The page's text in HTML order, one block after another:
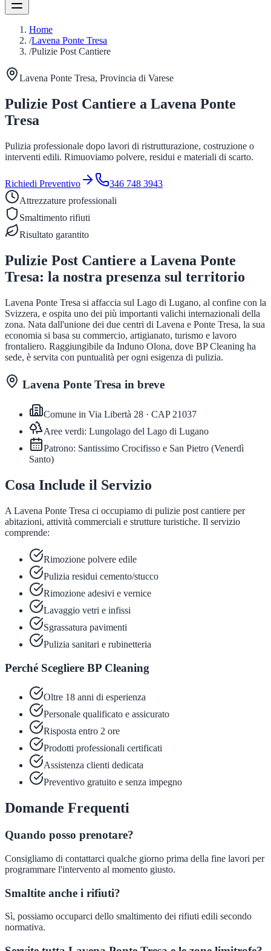
Home
/Lavena Ponte Tresa
/Pulizie Post Cantiere
Lavena Ponte Tresa, Provincia di Varese
Pulizie Post Cantiere a Lavena Ponte
Tresa
Pulizia professionale dopo lavori di ristrutturazione, costruzione o
interventi edili. Rimuoviamo polvere, residui e materiali di scarto.
Richiedi Preventivo
346 748 3943
Attrezzature professionali
Smaltimento rifiuti
Risultato garantito
Pulizie Post Cantiere a Lavena Ponte
Tresa: la nostra presenza sul territorio
Lavena Ponte Tresa si affaccia sul Lago di Lugano, al confine con la
Svizzera, e ospita uno dei più importanti valichi internazionali della
zona. Nata dall'unione dei due centri di Lavena e Ponte Tresa, la sua
economia si basa su commercio, artigianato, turismo e lavoro
frontaliero. Raggiungibile da Induno Olona, dove BP Cleaning ha
sede, è servita con puntualità per ogni esigenza di pulizia.
Lavena Ponte Tresa in breve
Comune in Via Libertà 28 · CAP 21037
Aree verdi: Lungolago del Lago di Lugano
Patrono: Santissimo Crocifisso e San Pietro (Venerdì
Santo)
Cosa Include il Servizio
A Lavena Ponte Tresa ci occupiamo di pulizie post cantiere per
abitazioni, attività commerciali e strutture turistiche. Il servizio
comprende:
Rimozione polvere edile
Pulizia residui cemento/stucco
Rimozione adesivi e vernice
Lavaggio vetri e infissi
Sgrassatura pavimenti
Pulizia sanitari e rubinetteria
Perché Scegliere BP Cleaning
Oltre 18 anni di esperienza
Personale qualificato e assicurato
Risposta entro 2 ore
Prodotti professionali certificati
Assistenza clienti dedicata
Preventivo gratuito e senza impegno
Domande Frequenti
Quando posso prenotare?
Consigliamo di contattarci qualche giorno prima della fine lavori per
programmare l'intervento al momento giusto.
Smaltite anche i rifiuti?
Sì, possiamo occuparci dello smaltimento dei rifiuti edili secondo
normativa.